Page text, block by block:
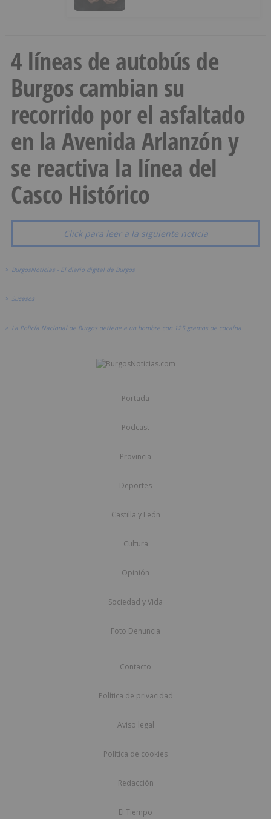
4 líneas de autobús de
Burgos cambian su
recorrido por el asfaltado
en la Avenida Arlanzón y
se reactiva la línea del
Casco Histórico
Click para leer a la siguiente noticia
> BurgosNoticias - El diario digital de Burgos
> Sucesos
> La Policía Nacional de Burgos detiene a un hombre con 125 gramos de cocaína
Portada
Podcast
Provincia
Deportes
Castilla y León
Cultura
Opinión
Sociedad y Vida
Foto Denuncia
Contacto
Política de privacidad
Aviso legal
Política de cookies
Redacción
El Tiempo